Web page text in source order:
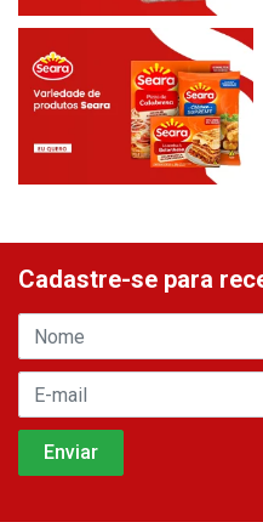
Cadastre-se para